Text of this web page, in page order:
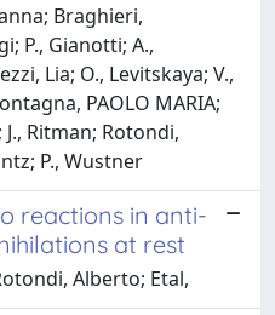
Braghieri,
P., Gianotti; A.,
Lia; O., Levitskaya; V.,
PAOLO MARIA;
J., Ritman; Rotondi,
P., Wustner
reactions in anti-
at rest
Alberto; Etal,